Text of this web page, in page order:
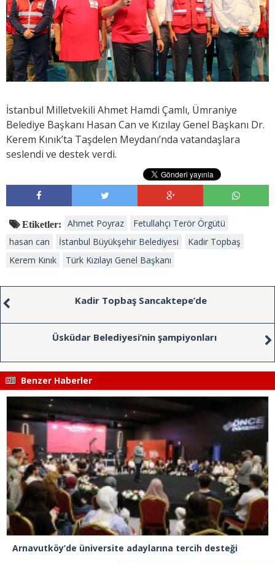
İstanbul Milletvekili Ahmet Hamdi Çamlı, Ümraniye
Belediye Başkanı Hasan Can ve Kızılay Genel Başkanı Dr.
Kerem Kınık’ta Taşdelen Meydanı’nda vatandaşlara
seslendi ve destek verdi.
Etiketler: Ahmet Poyraz
Fetullahçı Terör Örgütü
hasan can
İstanbul Büyükşehir Belediyesi
Kadir Topbaş
Kerem Kınık
Türk Kızılayı Genel Başkanı
Kadir Topbaş Sancaktepe’de
Üsküdar Belediyesi’nin şampiyonları
Benzer Haberler
Arnavutköy’de üniversite adaylarına tercih desteği